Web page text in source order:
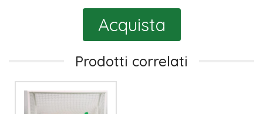
Acquista
Prodotti correlati